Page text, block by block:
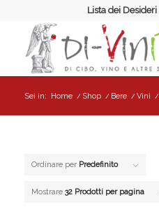
Lista dei Desideri
Sei in: Home / Shop / Bere / Vini /
Ordinare per Predefinito
Mostrare 32 Prodotti per pagina